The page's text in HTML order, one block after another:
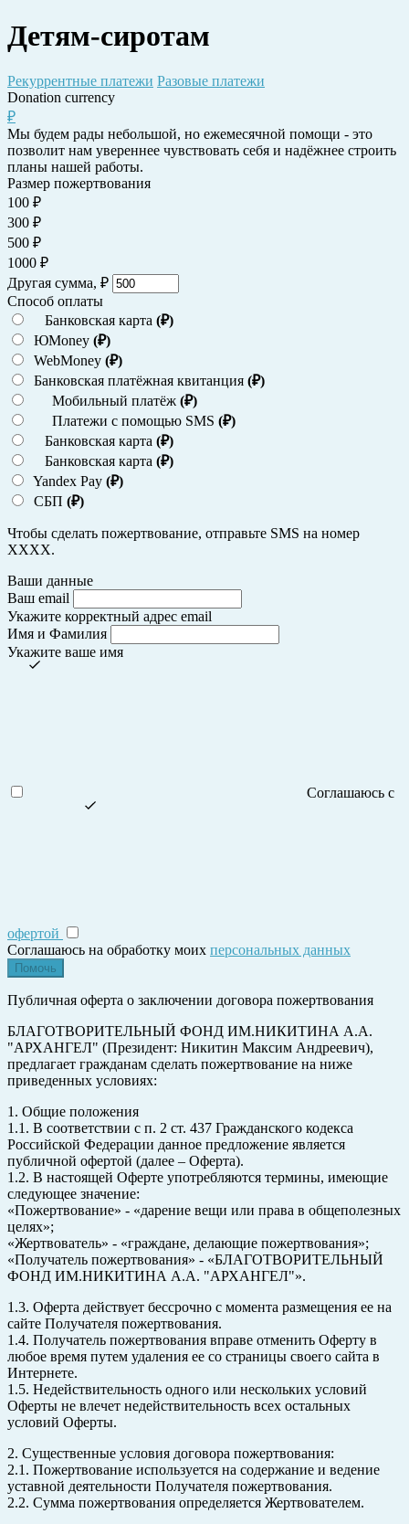
Перейти
к
Детям-сиротам
Рекуррентные платежи Разовые платежи
Donation currency
₽
Мы будем рады небольшой, но ежемесячной помощи - это
позволит нам увереннее чувствовать себя и надёжнее строить
планы нашей работы.
Размер пожертвования
100 ₽
300 ₽
500 ₽
1000 ₽
Другая сумма, ₽
Способ оплаты
Банковская карта (₽)
ЮMoney (₽)
WebMoney (₽)
Банковская платёжная квитанция (₽)
Мобильный платёж (₽)
Платежи с помощью SMS (₽)
Банковская карта (₽)
Банковская карта (₽)
Yandex Pay (₽)
СБП (₽)
Чтобы сделать пожертвование, отправьте SMS на номер
ХХХХ.
Ваши данные
Ваш email
Укажите корректный адрес email
Имя и Фамилия
Укажите ваше имя
Соглашаюсь с
офертой
Соглашаюсь на обработку моих персональных данных
Публичная оферта о заключении договора пожертвования
БЛАГОТВОРИТЕЛЬНЫЙ ФОНД ИМ.НИКИТИНА А.А.
"АРХАНГЕЛ" (Президент: Никитин Максим Андреевич),
предлагает гражданам сделать пожертвование на ниже
приведенных условиях:
1. Общие положения
1.1. В соответствии с п. 2 ст. 437 Гражданского кодекса
Российской Федерации данное предложение является
публичной офертой (далее – Оферта).
1.2. В настоящей Оферте употребляются термины, имеющие
следующее значение:
«Пожертвование» - «дарение вещи или права в общеполезных
целях»;
«Жертвователь» - «граждане, делающие пожертвования»;
«Получатель пожертвования» - «БЛАГОТВОРИТЕЛЬНЫЙ
ФОНД ИМ.НИКИТИНА А.А. "АРХАНГЕЛ"».
1.3. Оферта действует бессрочно с момента размещения ее на
сайте Получателя пожертвования.
1.4. Получатель пожертвования вправе отменить Оферту в
любое время путем удаления ее со страницы своего сайта в
Интернете.
1.5. Недействительность одного или нескольких условий
Оферты не влечет недействительность всех остальных
условий Оферты.
2. Существенные условия договора пожертвования:
2.1. Пожертвование используется на содержание и ведение
уставной деятельности Получателя пожертвования.
2.2. Сумма пожертвования определяется Жертвователем.